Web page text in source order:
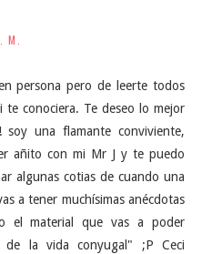
M.
persona pero de leerte todos
te conociera. Te deseo lo mejor
soy una flamante conviviente,
añito con mi Mr J y te puedo
algunas cotias de cuando una
a tener muchísimas anécdotas
el material que vas a poder
de la vida conyugal" ;P Ceci